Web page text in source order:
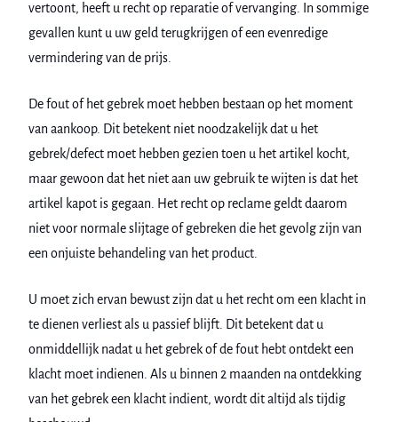
vertoont, heeft u recht op reparatie of vervanging. In sommige
gevallen kunt u uw geld terugkrijgen of een evenredige
vermindering van de prijs.
De fout of het gebrek moet hebben bestaan op het moment
van aankoop. Dit betekent niet noodzakelijk dat u het
gebrek/defect moet hebben gezien toen u het artikel kocht,
maar gewoon dat het niet aan uw gebruik te wijten is dat het
artikel kapot is gegaan. Het recht op reclame geldt daarom
niet voor normale slijtage of gebreken die het gevolg zijn van
een onjuiste behandeling van het product.
U moet zich ervan bewust zijn dat u het recht om een klacht in
te dienen verliest als u passief blijft. Dit betekent dat u
onmiddellijk nadat u het gebrek of de fout hebt ontdekt een
klacht moet indienen. Als u binnen 2 maanden na ontdekking
van het gebrek een klacht indient, wordt dit altijd als tijdig